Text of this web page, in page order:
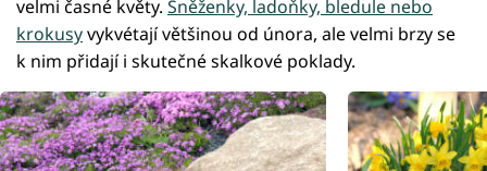
velmi časné květy. Sněženky, ladoňky, bledule nebo
krokusyvykvétají většinou od února, ale velmi brzy se
k nim přidají i skutečné skalkové poklady.